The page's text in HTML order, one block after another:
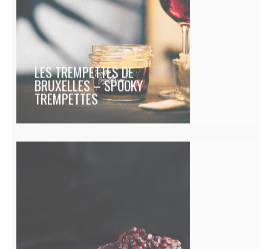
LES TREMPETTES DE
BRUXELLES – SPOOKY
TREMPETTES